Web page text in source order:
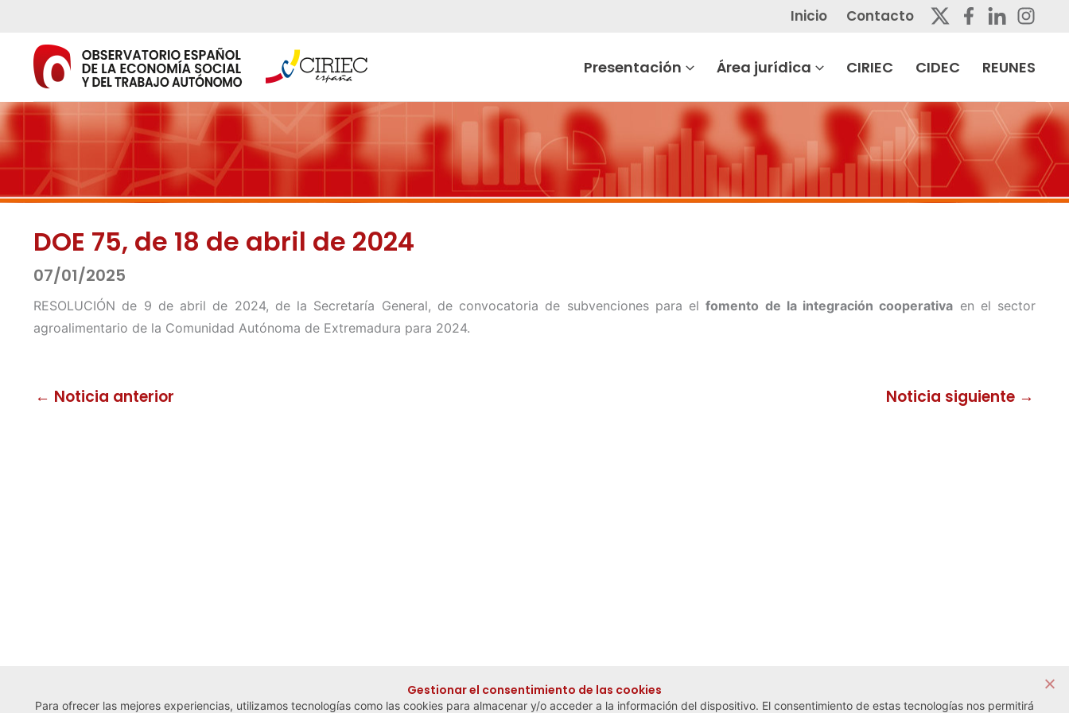
contenido
Inicio Contacto
Presentación Área jurídica CIRIEC CIDEC REUNES
DOE 75, de 18 de abril de 2024
07/01/2025
RESOLUCIÓN de 9 de abril de 2024, de la Secretaría General, de convocatoria de subvenciones para elfomento de la integración cooperativa en el sector
agroalimentario de la Comunidad Autónoma de Extremadura para 2024.
← Noticia anterior Noticia siguiente →
Gestionar el consentimiento de las cookies
Para ofrecer las mejores experiencias, utilizamos tecnologías como las cookies para almacenar y/o acceder a la información del dispositivo. El consentimiento de estas tecnologías nos permitirá